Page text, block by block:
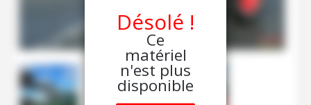
Désolé !
Ce
matériel
n'est plus
disponible